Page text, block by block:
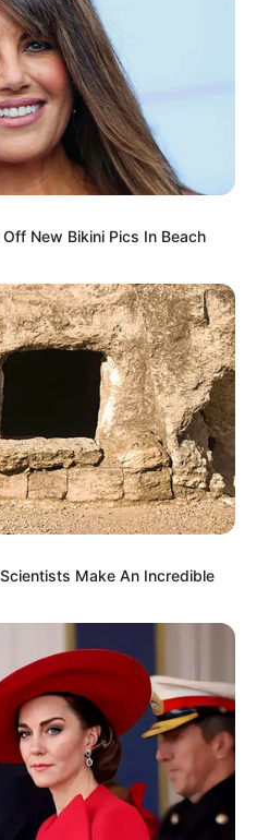
New Bikini Pics In Beach
Make An Incredible